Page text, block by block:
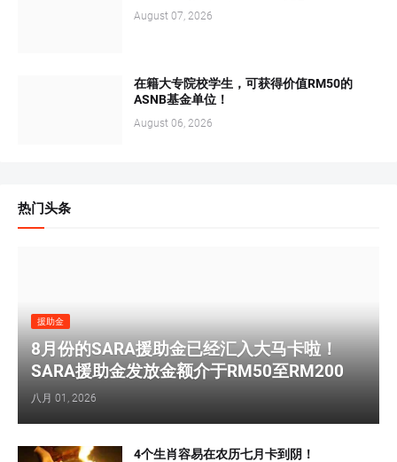
August 07, 2026
在籍大专院校学生，可获得价值RM50的
ASNB基金单位！
August 06, 2026
热门头条
援助金
8月份的SARA援助金已经汇入大马卡啦！
SARA援助金发放金额介于RM50至RM200
八月 01, 2026
4个生肖容易在农历七月卡到阴！